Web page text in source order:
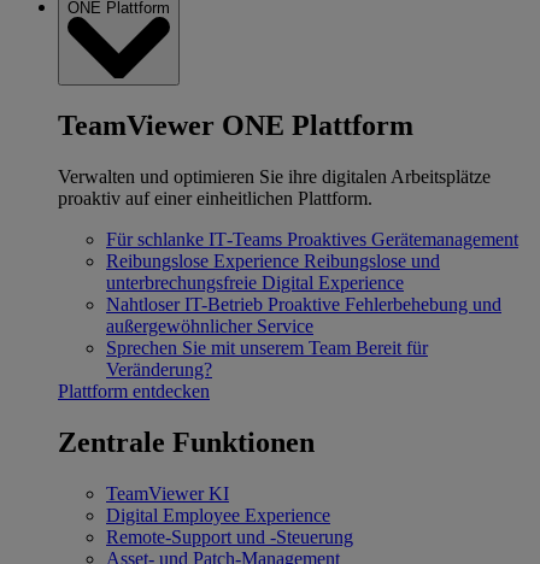
ONE Plattform
TeamViewer ONE Plattform
Verwalten und optimieren Sie ihre digitalen Arbeitsplätze
proaktiv auf einer einheitlichen Plattform.
Für schlanke IT‐Teams Proaktives Gerätemanagement
Reibungslose Experience Reibungslose und
unterbrechungsfreie Digital Experience
Nahtloser IT-Betrieb Proaktive Fehlerbehebung und
außergewöhnlicher Service
Sprechen Sie mit unserem Team Bereit für
Veränderung?
Plattform entdecken
Zentrale Funktionen
TeamViewer KI
Digital Employee Experience
Remote-Support und -Steuerung
Asset- und Patch-Management